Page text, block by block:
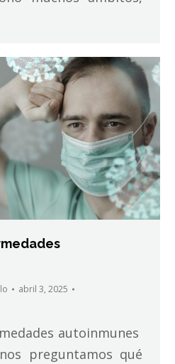
abril 3, 2025
autoinmunes
preguntamos qué